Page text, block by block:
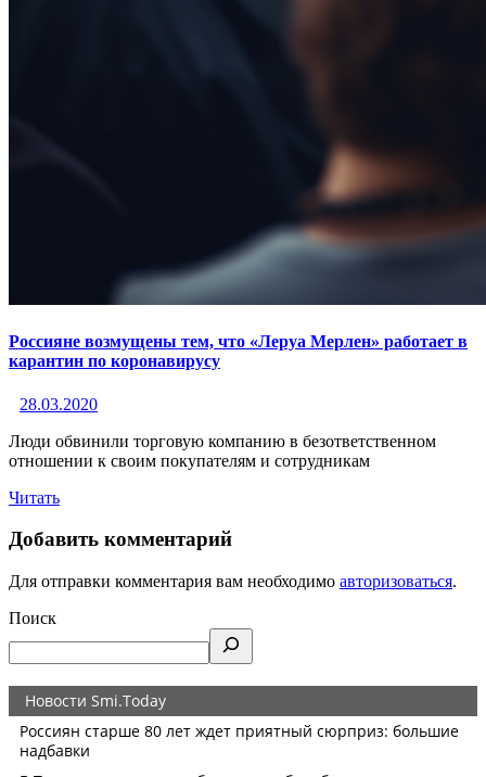
Россияне возмущены тем, что «Леруа Мерлен» работает в
карантин по коронавирусу
28.03.2020
Люди обвинили торговую компанию в безответственном
отношении к своим покупателям и сотрудникам
Читать
Добавить комментарий
Для отправки комментария вам необходимо авторизоваться.
Поиск